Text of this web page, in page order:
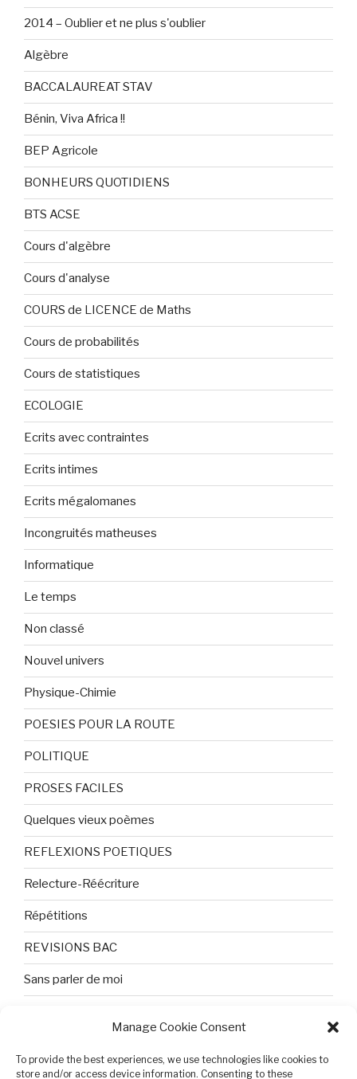
Manage Cookie Consent
To provide the best experiences, we use technologies like cookies to
store and/or access device information. Consenting to these
2014 – Oublier et ne plus s'oublier
Algèbre
BACCALAUREAT STAV
Bénin, Viva Africa !!
BEP Agricole
BONHEURS QUOTIDIENS
BTS ACSE
Cours d'algèbre
Cours d'analyse
COURS de LICENCE de Maths
Cours de probabilités
Cours de statistiques
ECOLOGIE
Ecrits avec contraintes
Ecrits intimes
Ecrits mégalomanes
Incongruités matheuses
Informatique
Le temps
Non classé
Nouvel univers
Physique-Chimie
POESIES POUR LA ROUTE
POLITIQUE
PROSES FACILES
Quelques vieux poèmes
REFLEXIONS POETIQUES
Relecture-Réécriture
Répétitions
REVISIONS BAC
Sans parler de moi
Tristesse et attente